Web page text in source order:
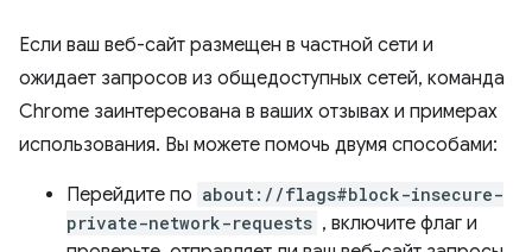
Если ваш веб-сайт размещен в частной сети и
ожидает запросов из общедоступных сетей, команда
Chrome заинтересована в ваших отзывах и примерах
использования. Вы можете помочь двумя способами:
Перейдите по about://flags#block-insecure-
private-network-requests , включите флаг и